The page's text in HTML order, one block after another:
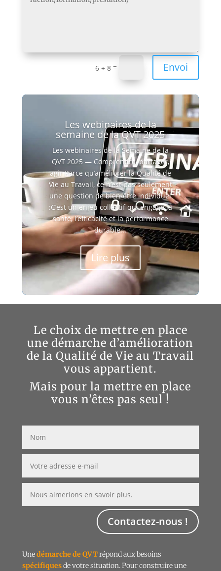
6 + 8 = Envoi
Les webinaires de la
semaine de la QVT 2025
Les webinaires de la Semaine de la
QVT 2025 — Comprendre, partager,
agir Parce qu’améliorer la Qualité de
Vie au Travail, ce n’est pas seulement
une question de bien-être individuel
:C’est un enjeu collectif qui engage la
santé, l’efficacité et la performance
durable...
Lire plus
Le choix de mettre en place
une démarche d’amélioration
de la Qualité de Vie au Travail
vous appartient.
Mais pour la mettre en place
vous n’êtes pas seul !
Contactez-nous !
Unedémarche de QVTrépond aux besoins
spécifiquesde votre situation. Pour construire une